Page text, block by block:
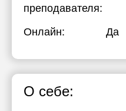
преподавателя:
Онлайн: Да
О себе: